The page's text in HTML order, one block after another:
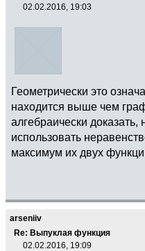
02.02.2016, 19:03
Геометрически это
находится выше чем
алгебраически доказать,
использовать
максимум их двух
arseniiv
Re: Выпуклая функция
02.02.2016, 19:09